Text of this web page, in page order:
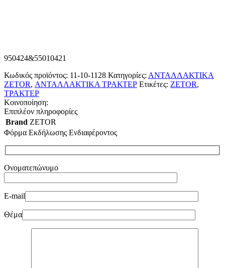
950424&55010421
Κωδικός προϊόντος: 11-10-1128 Κατηγορίες: ΑΝΤΑΛΛΑΚΤΙΚΑ
ZETOR, ΑΝΤΑΛΛΑΚΤΙΚΑ ΤΡΑΚΤΕΡ Ετικέτες: ZETOR,
ΤΡΑΚΤΕΡ
Κοινοποίηση:
Επιπλέον πληροφορίες
Brand ZETOR
Φόρμα Εκδήλωσης Ενδιαφέροντος
Ονοματεπώνυμο
E-mail
Θέμα